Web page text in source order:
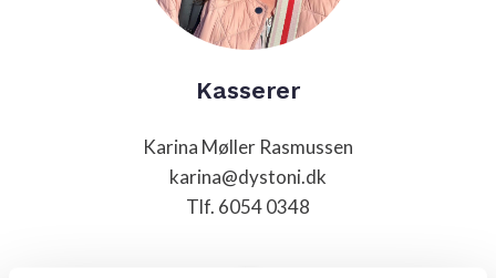
Kasserer
Karina Møller Rasmussen
karina@dystoni.dk
Tlf. 6054 0348